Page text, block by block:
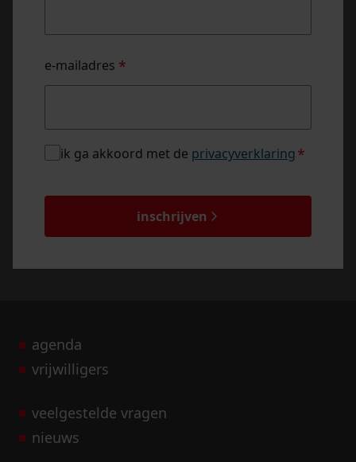
e-mailadres *
privacybeleid
ik ga akkoord met de privacyverklaring*
inschrijven
agenda
vrijwilligers
veelgestelde vragen
nieuws